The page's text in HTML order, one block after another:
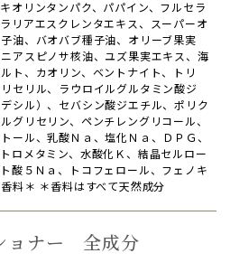
オリンタンパク、パパイン、フルセラ
リアエスクレンタエキス、スーパーオ
油、バオバブ種子油、オリーブ果実
アスピノサ核油、ユズ果実エキス、海
ト、カオリン、ベントナイト、トリ
セリル、ラウロイルグルタミン酸ジ
シル）、セバシン酸ジエチル、ポリク
グリセリン、ペンチレングリコール、
ール、乳酸Ｎａ、塩化Ｎａ、ＤＰＧ、
ロメタミン、水酸化Ｋ、結晶セルロー
酸５Ｎａ、トコフェロール、フェノキ
料＊ ＊香料はすべて天然成分
ョナー 全成分